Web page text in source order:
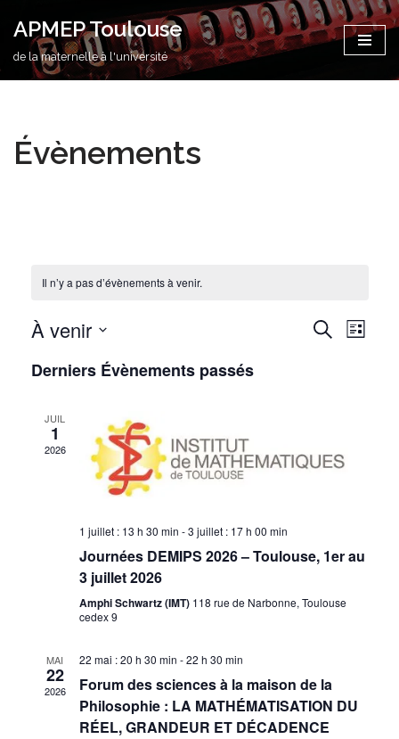
Aller
APMEP Toulouse
de la maternelle à l'université
Évènements
Il n’y a pas d’évènements à venir.
vues
Recherche
Liste
À venir
une
Derniers Évènements passés
JUIL
1
2026
1 juillet : 13 h 30 min -3 juillet : 17 h 00 min
Journées DEMIPS 2026 – Toulouse, 1er au
3 juillet 2026
Amphi Schwartz (IMT) 118 rue de Narbonne, Toulouse
cedex 9
MAI
22
2026
22 mai : 20 h 30 min -22 h 30 min
Forum des sciences à la maison de la
Philosophie : LA MATHÉMATISATION DU
RÉEL, GRANDEUR ET DÉCADENCE